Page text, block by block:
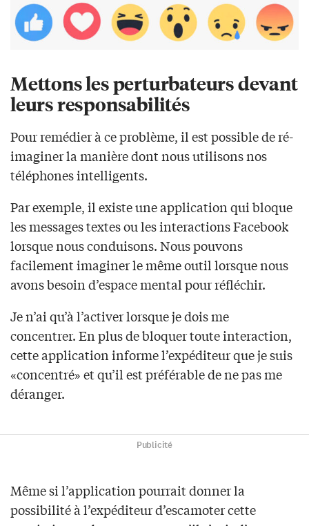
Mettons les perturbateurs devant
leurs responsabilités
Pour remédier à ce problème, il est possible de ré-
imaginer la manière dont nous utilisons nos
téléphones intelligents.
Par exemple, il existe une application qui bloque
les messages textes ou les interactions Facebook
lorsque nous conduisons. Nous pouvons
facilement imaginer le même outil lorsque nous
avons besoin d’espace mental pour réfléchir.
Je n’ai qu’à l’activer lorsque je dois me
concentrer. En plus de bloquer toute interaction,
cette application informe l’expéditeur que je suis
«concentré» et qu’il est préférable de ne pas me
déranger.
Publicité
Même si l’application pourrait donner la
possibilité à l’expéditeur d’escamoter cette